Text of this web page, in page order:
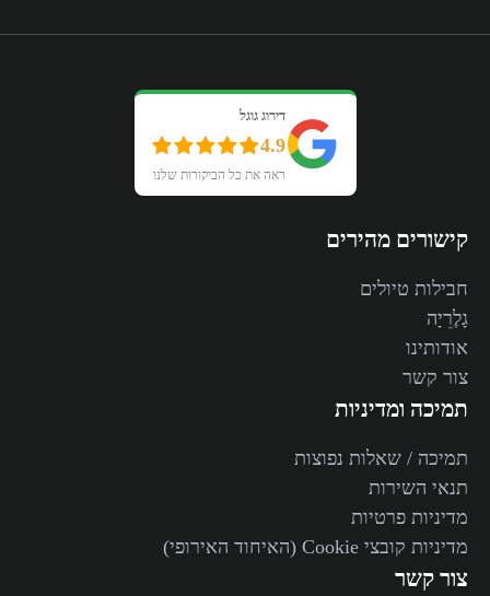
דירוג גוגל
4.9
ראה את כל הביקורות שלנו
קישורים מהירים
חבילות טיולים
גָלֶרֵיָה
אודותינו
צור קשר
תמיכה ומדיניות
תמיכה / שאלות נפוצות
תנאי השירות
מדיניות פרטיות
מדיניות קובצי Cookie (האיחוד האירופי)
צור קשר